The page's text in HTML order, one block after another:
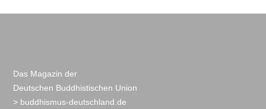
Das Magazin der
Deutschen Buddhistischen Union
> buddhismus-deutschland.de